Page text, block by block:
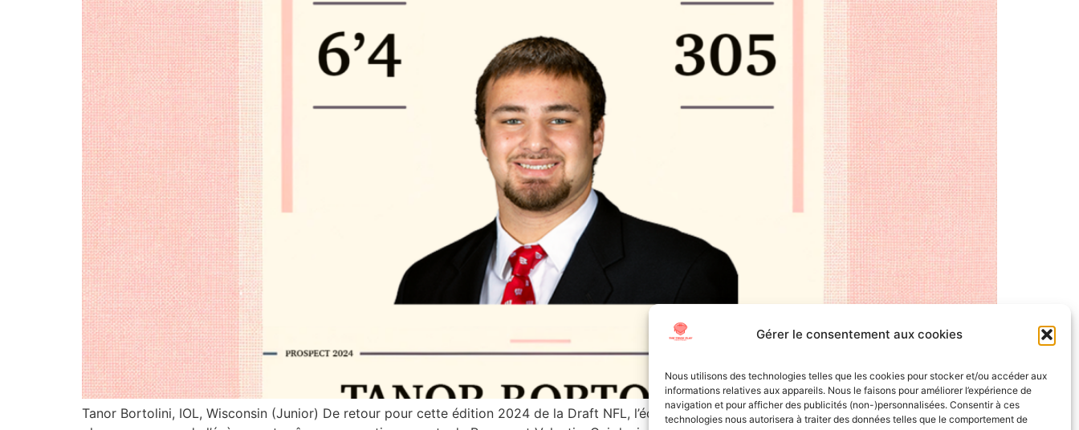
Gérer le consentement aux cookies
Nous utilisons des technologies telles que les cookies pour stocker et/ou accéder aux
informations relatives aux appareils. Nous le faisons pour améliorer l’expérience de
navigation et pour afficher des publicités (non-)personnalisées. Consentir à ces
technologies nous autorisera à traiter des données telles que le comportement de
Tanor Bortolini, IOL, Wisconsin (Junior) De retour pour cette édition 2024 de la Draft NFL, l’équipe de The Trick Play vous propose à nouveau de vous